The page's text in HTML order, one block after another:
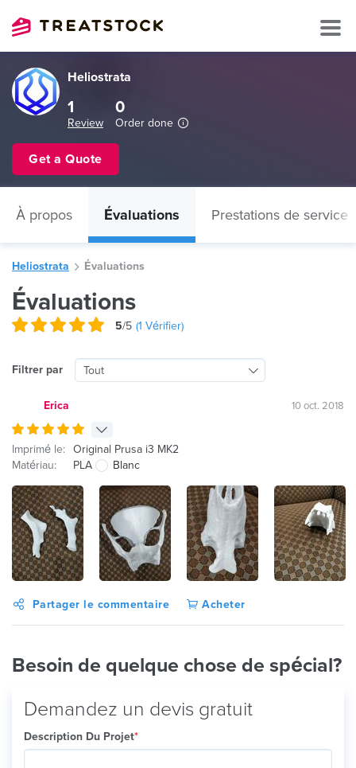
Heliostrata
1
Review
0
Order done
Get a Quote
À propos Évaluations Prestations de service
Heliostrata Évaluations
Évaluations
5/5 (1 Vérifier)
Filtrer par Tout
Erica 10 oct. 2018
Imprimé le: Original Prusa i3 MK2
Matériau:
PLA Blanc
Partager le commentaire Acheter
Besoin de quelque chose de spécial?
Demandez un devis gratuit
Description Du Projet*